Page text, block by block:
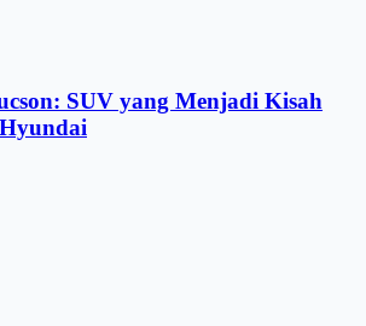
SUV yang Menjadi Kisah
Hyundai